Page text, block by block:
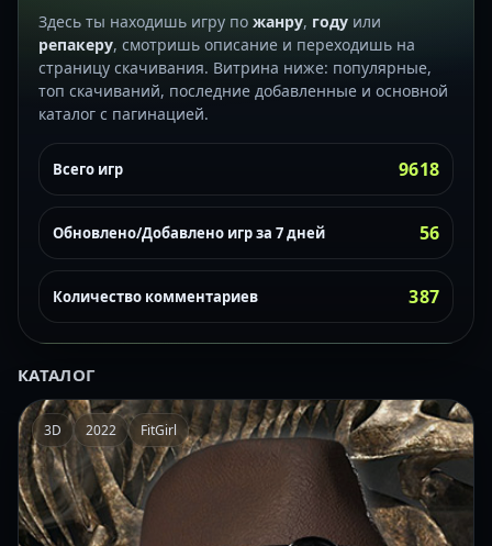
Здесь ты находишь игру по жанру, году или
репакеру, смотришь описание и переходишь на
страницу скачивания. Витрина ниже: популярные,
топ скачиваний, последние добавленные и основной
каталог с пагинацией.
Всего игр 9618
Обновлено/Добавлено игр за 7 дней 56
Количество комментариев 387
КАТАЛОГ
3D 2022 FitGirl